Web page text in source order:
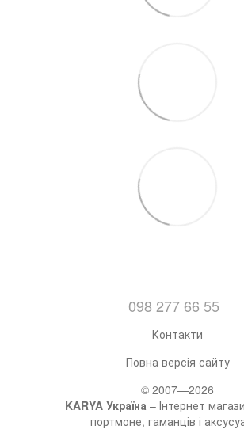
098 277 66 55
Контакти
Повна версія сайту
© 2007—2026
KARYA Україна – Інтернет
портмоне, гаманців і